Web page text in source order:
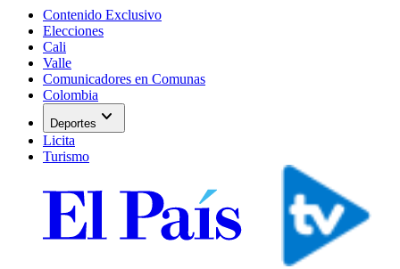
Contenido Exclusivo
Elecciones
Cali
Valle
Comunicadores en Comunas
Colombia
Deportes expand_more
Licita
Turismo